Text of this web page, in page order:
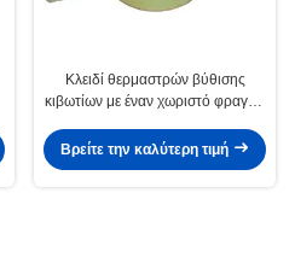
Κλειδί θερμαστρών βύθισης
κιβωτίων με έναν χωριστό φραγμό
Βρείτε την καλύτερη τιμή